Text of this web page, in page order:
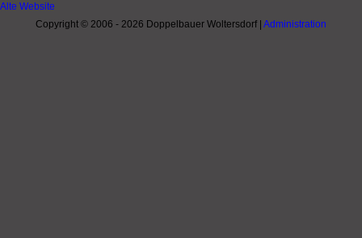
Alte Website
Copyright © 2006 - 2026 Doppelbauer Woltersdorf | Administration